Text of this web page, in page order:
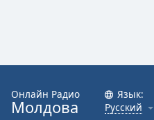
Онлайн Радио
Молдова
Язык:
Русский